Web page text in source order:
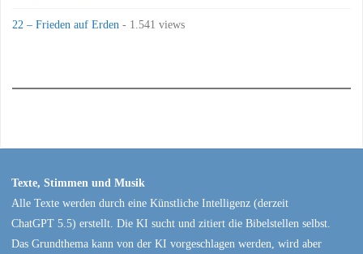
22 – Frieden auf Erden - 1.541 views
Texte, Stimmen und Musik
Alle Texte werden durch eine Künstliche Intelligenz (derzeit
ChatGPT 5.5) erstellt. Die KI sucht und zitiert die Bibelstellen selbst.
Das Grundthema kann von der KI vorgeschlagen werden, wird aber